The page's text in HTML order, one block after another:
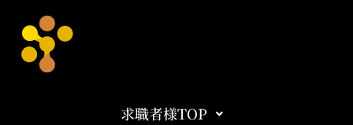
求職者様TOP